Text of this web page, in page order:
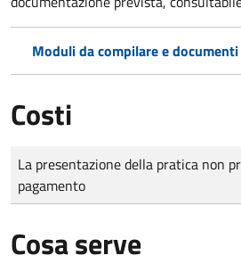
Moduli da compilare e
Costi
Tipo di pagamento
Importo
La presentazione della pratica non
pagamento
Cosa serve